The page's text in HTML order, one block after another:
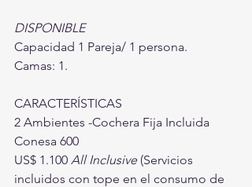
DISPONIBLE
Capacidad 1 Pareja/ 1 persona.
Camas: 1.
CARACTERÍSTICAS
2 Ambientes -Cochera Fija Incluida
Conesa 600
US$ 1.100 All Inclusive (Servicios
incluidos con tope en el consumo de